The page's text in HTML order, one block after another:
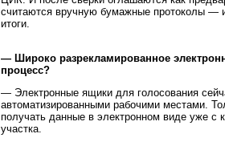
считаются вручную бумажные протоколы —
итоги.
— Широко разрекламированное
процесс?
— Электронные ящики для голосования
автоматизированными рабочими местами.
получать данные в электронном виде уже с
участка.